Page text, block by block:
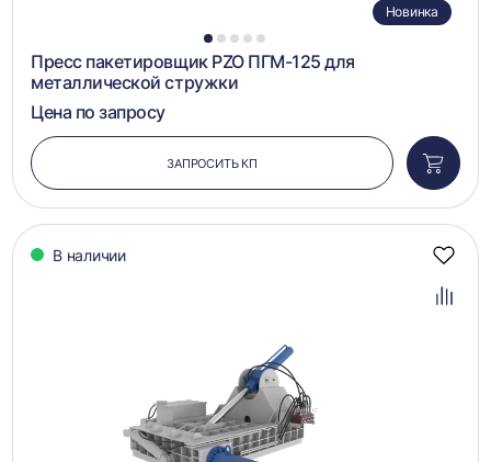
1 2 3 4 5
Новинка
Пресс пакетировщик PZO ПГМ-125 для
металлической стружки
Цена по запросу
ЗАПРОСИТЬ КП
в
В наличии